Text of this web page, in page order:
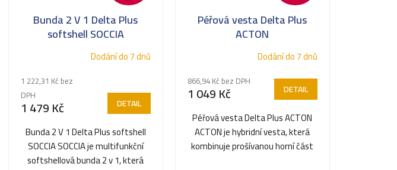
Bunda 2 V 1 Delta Plus
softshell SOCCIA
Dodání do 7 dnů
1 222,31 Kč bez
DPH
1 479 Kč DETAIL
Bunda 2 V 1 Delta Plus softshell
SOCCIA SOCCIA je multifunkční
softshellová bunda 2 v 1, která
Péřová vesta Delta Plus
ACTON
Dodání do 7 dnů
866,94 Kč bez DPH
1 049 Kč DETAIL
Péřová vesta Delta Plus ACTON
ACTON je hybridní vesta, která
kombinuje prošívanou horní část